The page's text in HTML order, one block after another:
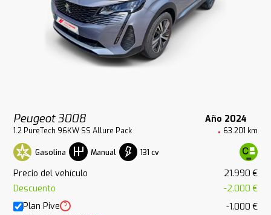
Peugeot 3008 Año 2024
1.2 PureTech 96KW SS Allure Pack 63.201 km
Gasolina Manual 131 cv
Precio del vehículo
21.990 €
Descuento
-2.000 €
Plan Pive ?
-1.000 €